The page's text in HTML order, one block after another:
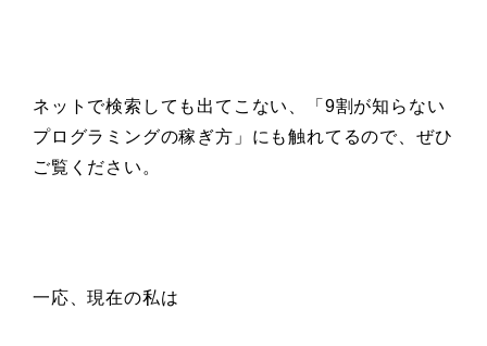
ネットで検索しても出てこない、「9割が知らない
プログラミングの稼ぎ方」にも触れてるので、ぜひ
ご覧ください。
一応、現在の私は